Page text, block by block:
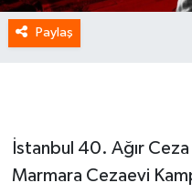
Paylaş
İstanbul 40. Ağır
Marmara Cezaevi